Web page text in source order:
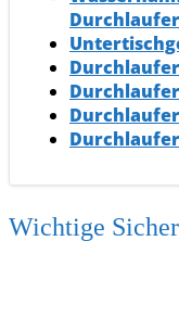
Wichtige